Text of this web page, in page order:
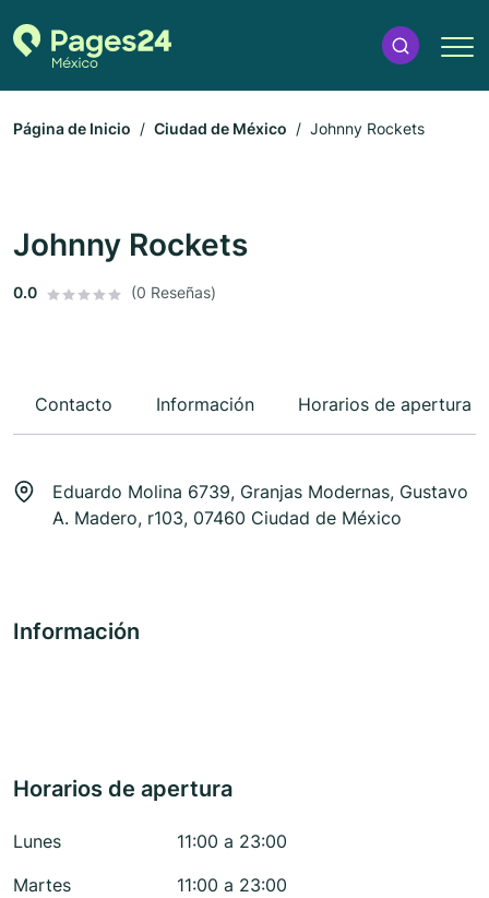
Página de Inicio Ciudad de México Johnny Rockets
Johnny Rockets
0.0 (0 Reseñas)
Contacto Información Horarios de apertura
Eduardo Molina 6739, Granjas Modernas, Gustavo
A. Madero, r103, 07460 Ciudad de México
Información
Horarios de apertura
Lunes
11:00 a 23:00
Martes
11:00 a 23:00